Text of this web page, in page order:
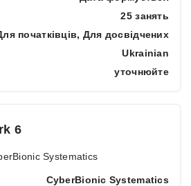
25 занять
початківців, Для досвідчених
Ukrainian
уточнюйте
6
CyberBionic Systematics